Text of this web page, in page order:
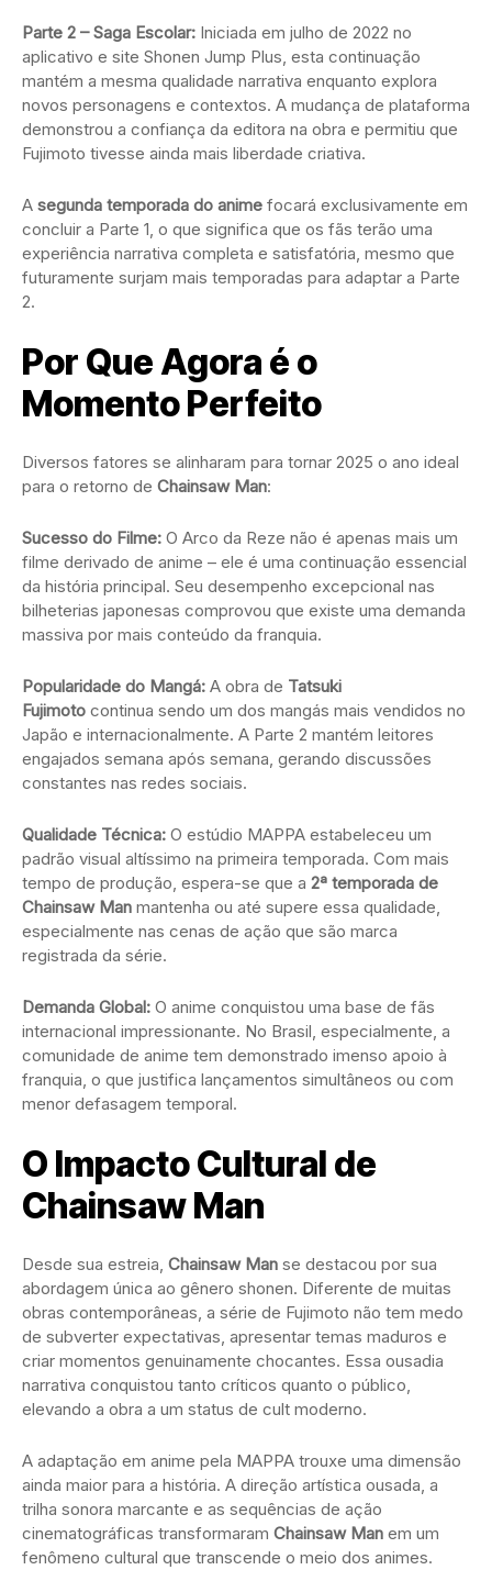
Parte 2 – Saga Escolar: Iniciada em julho de 2022 no
aplicativo e site Shonen Jump Plus, esta continuação
mantém a mesma qualidade narrativa enquanto explora
novos personagens e contextos. A mudança de plataforma
demonstrou a confiança da editora na obra e permitiu que
Fujimoto tivesse ainda mais liberdade criativa.
A segunda temporada do anime focará exclusivamente em
concluir a Parte 1, o que significa que os fãs terão uma
experiência narrativa completa e satisfatória, mesmo que
futuramente surjam mais temporadas para adaptar a Parte
2.
Por Que Agora é o
Momento Perfeito
Diversos fatores se alinharam para tornar 2025 o ano ideal
para o retorno de Chainsaw Man:
Sucesso do Filme: O Arco da Reze não é apenas mais um
filme derivado de anime – ele é uma continuação essencial
da história principal. Seu desempenho excepcional nas
bilheterias japonesas comprovou que existe uma demanda
massiva por mais conteúdo da franquia.
Popularidade do Mangá: A obra de Tatsuki
Fujimoto continua sendo um dos mangás mais vendidos no
Japão e internacionalmente. A Parte 2 mantém leitores
engajados semana após semana, gerando discussões
constantes nas redes sociais.
Qualidade Técnica: O estúdio MAPPA estabeleceu um
padrão visual altíssimo na primeira temporada. Com mais
tempo de produção, espera-se que a 2ª temporada de
Chainsaw Man mantenha ou até supere essa qualidade,
especialmente nas cenas de ação que são marca
registrada da série.
Demanda Global: O anime conquistou uma base de fãs
internacional impressionante. No Brasil, especialmente, a
comunidade de anime tem demonstrado imenso apoio à
franquia, o que justifica lançamentos simultâneos ou com
menor defasagem temporal.
O Impacto Cultural de
Chainsaw Man
Desde sua estreia, Chainsaw Man se destacou por sua
abordagem única ao gênero shonen. Diferente de muitas
obras contemporâneas, a série de Fujimoto não tem medo
de subverter expectativas, apresentar temas maduros e
criar momentos genuinamente chocantes. Essa ousadia
narrativa conquistou tanto críticos quanto o público,
elevando a obra a um status de cult moderno.
A adaptação em anime pela MAPPA trouxe uma dimensão
ainda maior para a história. A direção artística ousada, a
trilha sonora marcante e as sequências de ação
cinematográficas transformaram Chainsaw Man em um
fenômeno cultural que transcende o meio dos animes.